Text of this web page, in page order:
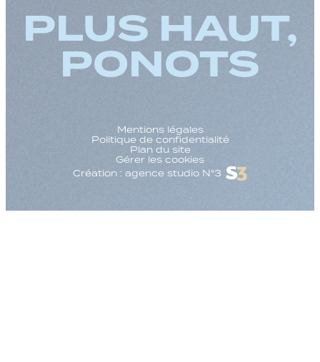
PLUS HAUT,
PONOTS
Mentions légales
Politique de confidentialité
Plan du site
Gérer les cookies
Création : agence studio N°3